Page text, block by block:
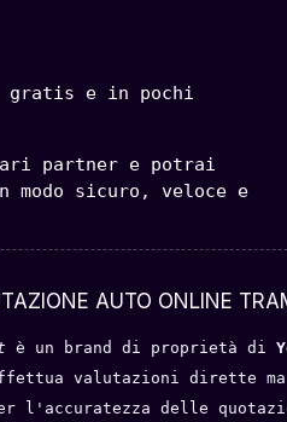
gratis e in pochi
partner e potrai
modo sicuro, veloce e
AUTO ONLINE
è un brand di proprietà di
effettua valutazioni
l'accuratezza delle